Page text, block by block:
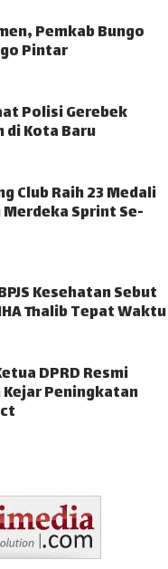
Pemkab Bungo
Pintar
Polisi Gerebek
di Kota Baru
Club Raih 23 Medali
Sprint Se-
Kesehatan Sebut
Thalib Tepat Waktu
DPRD Resmi
Peningkatan